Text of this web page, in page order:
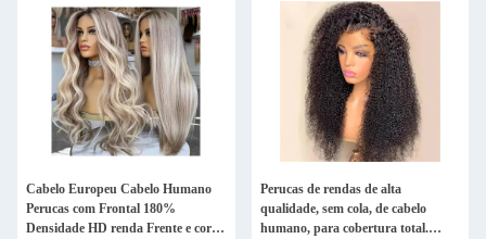
Cabelo Europeu Cabelo Humano
Perucas com Frontal 180%
Densidade HD renda Frente e corpo
Perucas de rendas de alta
qualidade, sem cola, de cabelo
humano, para cobertura total.